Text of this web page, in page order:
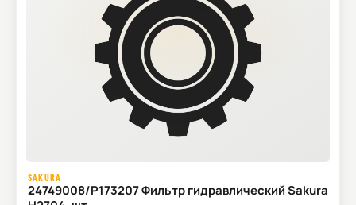
SAKURA
24749008/P173207 Фильтр гидравлический Sakura